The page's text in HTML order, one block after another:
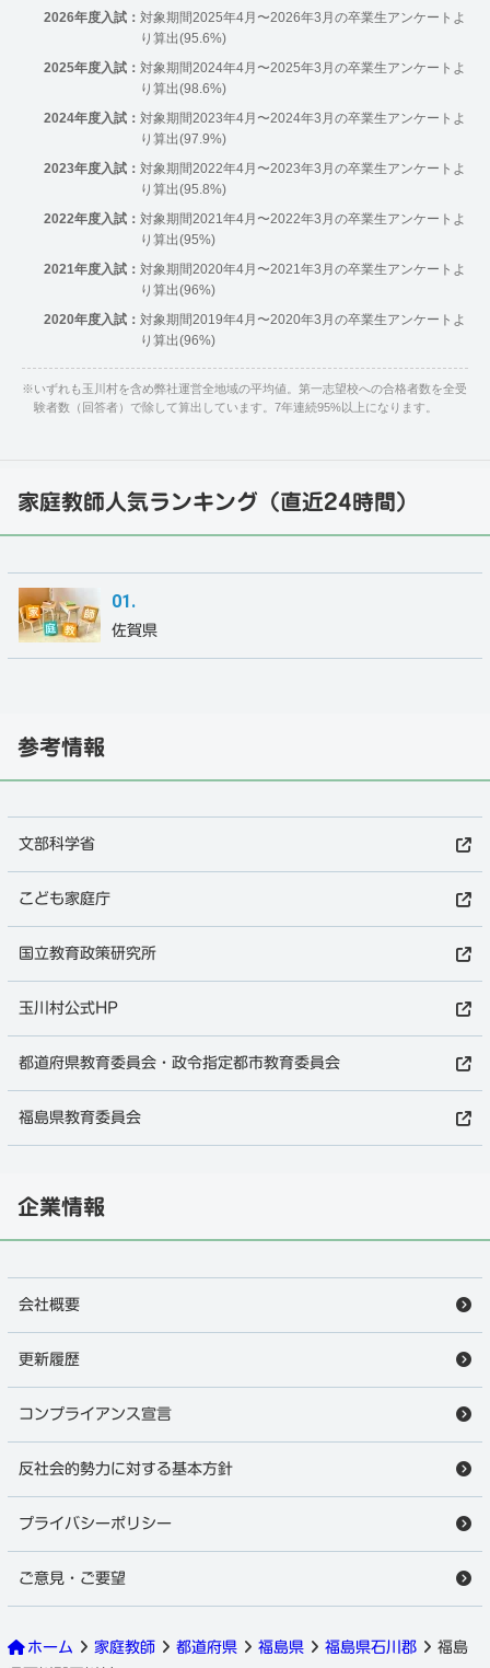
2026年度入試： 対象期間2025年4月〜2026年3月の卒業生アンケートよ
り算出(95.6%)
2025年度入試： 対象期間2024年4月〜2025年3月の卒業生アンケートよ
り算出(98.6%)
2024年度入試： 対象期間2023年4月〜2024年3月の卒業生アンケートよ
り算出(97.9%)
2023年度入試： 対象期間2022年4月〜2023年3月の卒業生アンケートよ
り算出(95.8%)
2022年度入試： 対象期間2021年4月〜2022年3月の卒業生アンケートよ
り算出(95%)
2021年度入試： 対象期間2020年4月〜2021年3月の卒業生アンケートよ
り算出(96%)
2020年度入試： 対象期間2019年4月〜2020年3月の卒業生アンケートよ
り算出(96%)
※いずれも玉川村を含め弊社運営全地域の平均値。第一志望校への合格者数を全受
験者数（回答者）で除して算出しています。7年連続95%以上になります。
家庭教師人気ランキング（直近24時間）
佐賀県
参考情報
文部科学省
こども家庭庁
国立教育政策研究所
玉川村公式HP
都道府県教育委員会・政令指定都市教育委員会
福島県教育委員会
企業情報
会社概要
更新履歴
コンプライアンス宣言
反社会的勢力に対する基本方針
プライバシーポリシー
ご意見・ご要望
ホーム 家庭教師 都道府県 福島県 福島県石川郡
福島